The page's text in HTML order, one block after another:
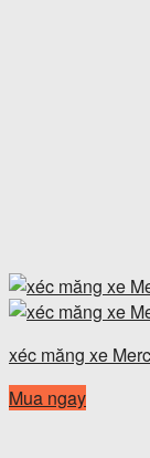
xéc măng xe
Mua ngay